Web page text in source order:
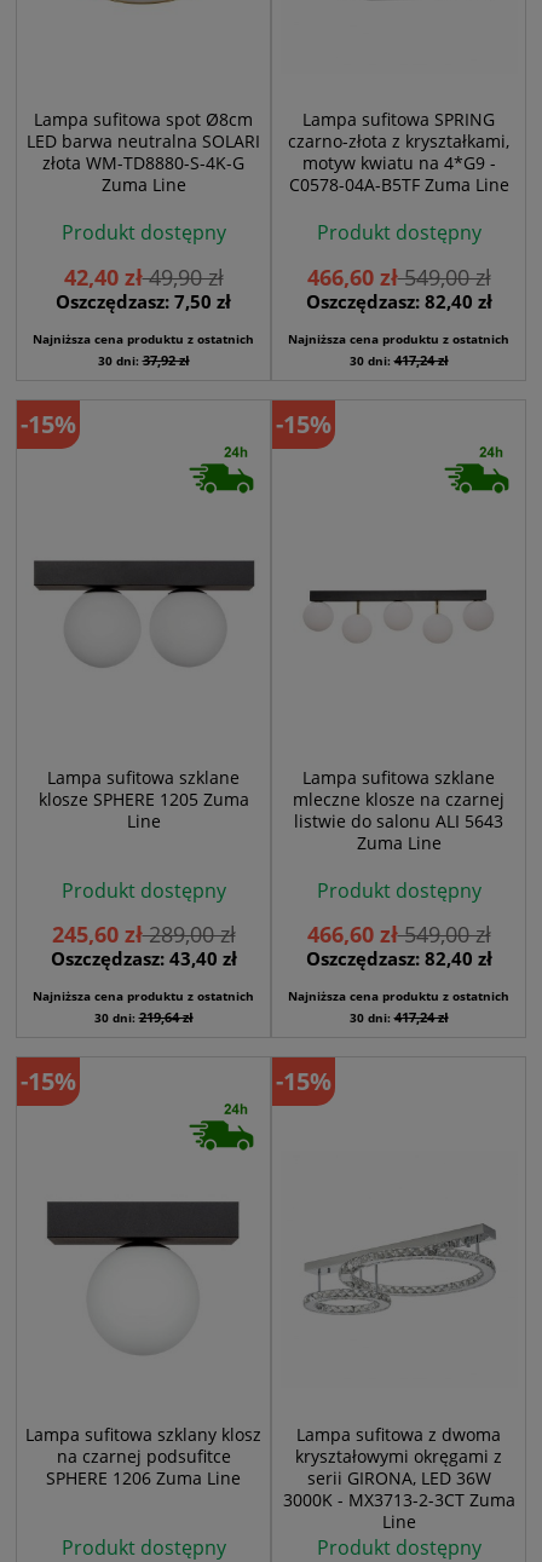
Lampa sufitowa spot Ø8cm
LED barwa neutralna SOLARI
złota WM-TD8880-S-4K-G
Zuma Line
Produkt dostępny
42,40 zł49,90 zł
Oszczędzasz: 7,50 zł
Najniższa cena produktu z ostatnich
30 dni:37,92 zł
Lampa sufitowa SPRING
czarno-złota z kryształkami,
motyw kwiatu na 4*G9 -
C0578-04A-B5TF Zuma Line
Produkt dostępny
466,60 zł549,00 zł
Oszczędzasz: 82,40 zł
Najniższa cena produktu z ostatnich
30 dni:417,24 zł
Lampa sufitowa szklane
klosze SPHERE 1205 Zuma
Line
Produkt dostępny
245,60 zł289,00 zł
Oszczędzasz: 43,40 zł
Najniższa cena produktu z ostatnich
30 dni:219,64 zł
-15%
Lampa sufitowa szklane
mleczne klosze na czarnej
listwie do salonu ALI 5643
Zuma Line
Produkt dostępny
466,60 zł549,00 zł
Oszczędzasz: 82,40 zł
Najniższa cena produktu z ostatnich
30 dni:417,24 zł
-15%
Lampa sufitowa szklany klosz
na czarnej podsufitce
SPHERE 1206 Zuma Line
Produkt dostępny
-15%
Lampa sufitowa z dwoma
kryształowymi okręgami z
serii GIRONA, LED 36W
3000K - MX3713-2-3CT Zuma
Line
Produkt dostępny
-15%